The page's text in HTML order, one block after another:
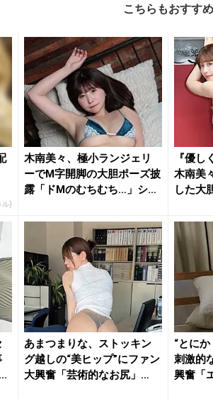
こちらもおすすめ
ル)
木南美々、極小ランジェリ
ーでM字開脚の大胆ポーズ披
露「ドMのむちむち…」ショ
『優し
木南美
した大
あまつまりな、ストッキン
グ越しの“美ヒップ”にファン
大興奮「芸術的なお尻」
“とにか
刺激的
興奮「